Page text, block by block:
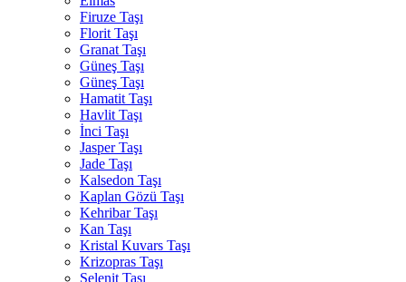
Firuze Taşı
Florit Taşı
Granat Taşı
Güneş Taşı
Güneş Taşı
Hamatit Taşı
Havlit Taşı
İnci Taşı
Jasper Taşı
Jade Taşı
Kalsedon Taşı
Kaplan Gözü Taşı
Kehribar Taşı
Kan Taşı
Kristal Kuvars Taşı
Krizopras Taşı
Selenit Taşı